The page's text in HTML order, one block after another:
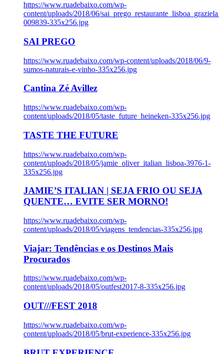
https://www.ruadebaixo.com/wp-
content/uploads/2018/06/
009839-335x256.jpg
SAI PREGO
https://www.ruadebaixo.com/wp-content/uploads/2018/06/9-
sumos-naturais-e-vinho-335x256.jpg
Cantina Zé Avillez
https://www.ruadebaixo.com/wp-
content/uploads/2018/05/taste_future_heineken-335x256.jpg
TASTE THE FUTURE
https://www.ruadebaixo.com/wp-
content/uploads/2018/05/jamie_oliver_italian_lisboa-3976-1-
335x256.jpg
JAMIE’S ITALIAN | SEJA FRIO OU SEJA
QUENTE… EVITE SER MORNO!
https://www.ruadebaixo.com/wp-
content/uploads/2018/05/viagens_tendencias-335x256.jpg
Viajar: Tendências e os Destinos Mais
Procurados
https://www.ruadebaixo.com/wp-
content/uploads/2018/05/outfest2017-8-335x256.jpg
OUT///FEST 2018
https://www.ruadebaixo.com/wp-
content/uploads/2018/05/brut-experience-335x256.jpg